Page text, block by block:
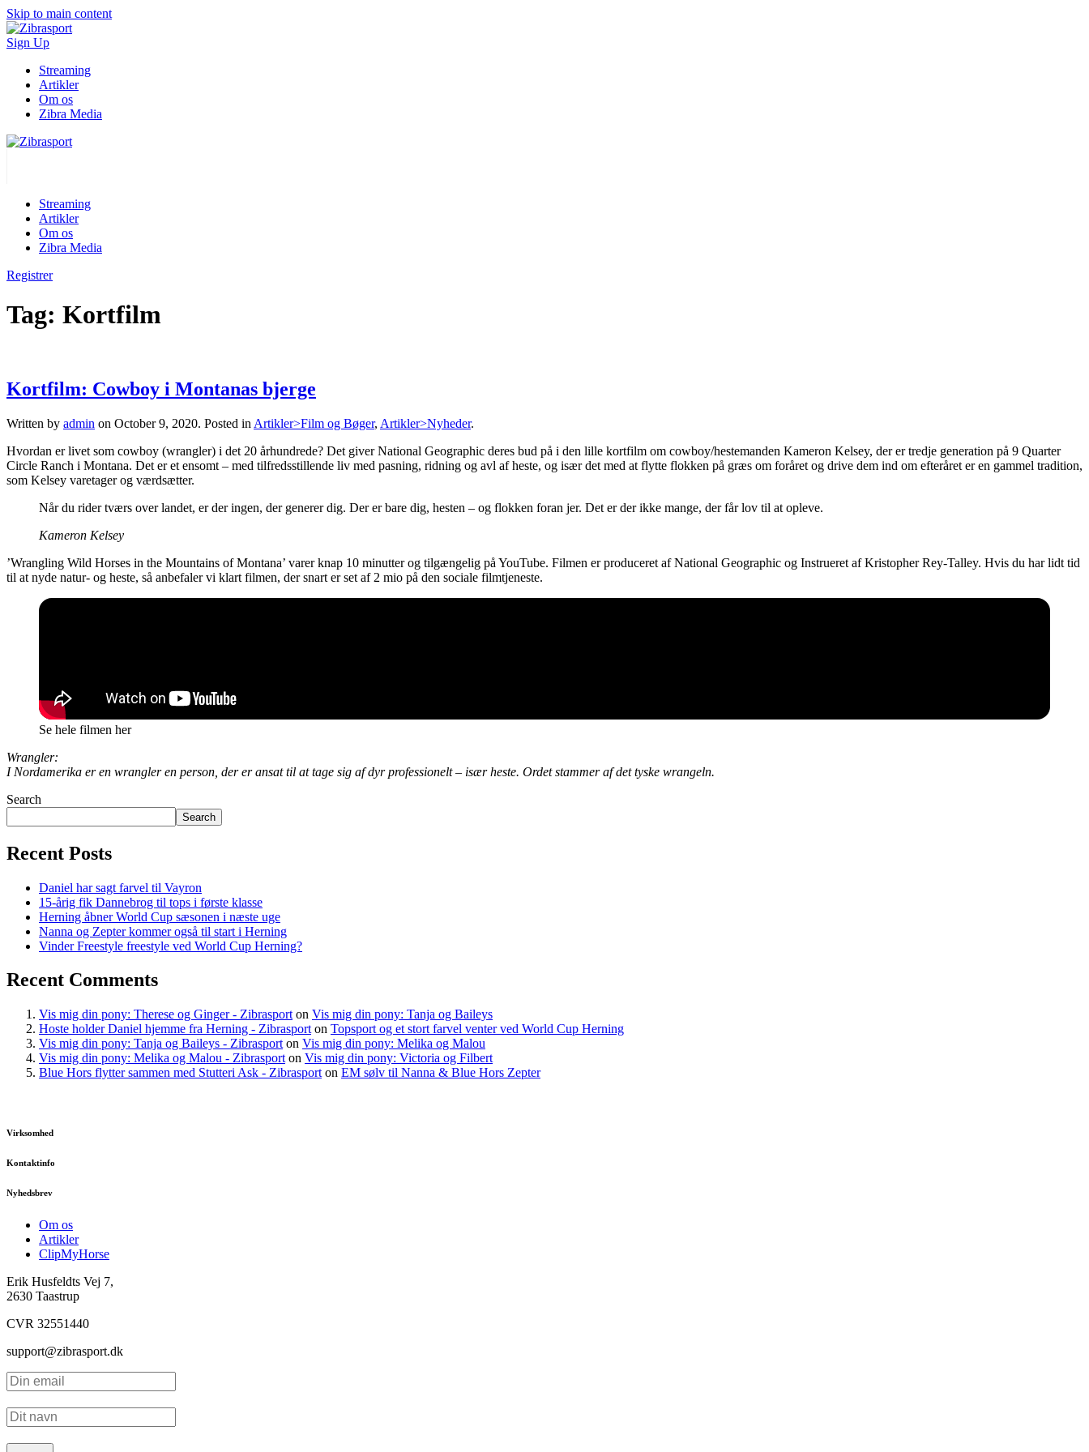
Skip to main content
Sign Up
Streaming
Artikler
Om os
Zibra Media
Streaming
Artikler
Om os
Zibra Media
Registrer
Tag: Kortfilm
Kortfilm: Cowboy i Montanas bjerge
Written by admin on October 9, 2020. Posted in Artikler>Film og Bøger, Artikler>Nyheder.
Hvordan er livet som cowboy (wrangler) i det 20 århundrede? Det giver National Geographic deres bud på i den lille kortfilm om cowboy/hestemanden Kameron Kelsey, der er tredje generation på 9 Quarter
Circle Ranch i Montana. Det er et ensomt – med tilfredsstillende liv med pasning, ridning og avl af heste, og især det med at flytte flokken på græs om foråret og drive dem ind om efteråret er en gammel tradition,
som Kelsey varetager og værdsætter.
Når du rider tværs over landet, er der ingen, der generer dig. Der er bare dig, hesten – og flokken foran jer. Det er der ikke mange, der får lov til at opleve.
Kameron Kelsey
’Wrangling Wild Horses in the Mountains of Montana’ varer knap 10 minutter og tilgængelig på YouTube. Filmen er produceret af National Geographic og Instrueret af Kristopher Rey-Talley. Hvis du har lidt tid
til at nyde natur- og heste, så anbefaler vi klart filmen, der snart er set af 2 mio på den sociale filmtjeneste.
Se hele filmen her
Wrangler:
I Nordamerika er en wrangler en person, der er ansat til at tage sig af dyr professionelt – især heste. Ordet stammer af det tyske wrangeln.
Search
Search
Recent Posts
Daniel har sagt farvel til Vayron
15-årig fik Dannebrog til tops i første klasse
Herning åbner World Cup sæsonen i næste uge
Nanna og Zepter kommer også til start i Herning
Vinder Freestyle freestyle ved World Cup Herning?
Recent Comments
Vis mig din pony: Therese og Ginger - Zibrasport on Vis mig din pony: Tanja og Baileys
Hoste holder Daniel hjemme fra Herning - Zibrasport on Topsport og et stort farvel venter ved World Cup Herning
Vis mig din pony: Tanja og Baileys - Zibrasport on Vis mig din pony: Melika og Malou
Vis mig din pony: Melika og Malou - Zibrasport on Vis mig din pony: Victoria og Filbert
Blue Hors flytter sammen med Stutteri Ask - Zibrasport on EM sølv til Nanna & Blue Hors Zepter
Virksomhed
Kontaktinfo
Nyhedsbrev
Om os
Artikler
ClipMyHorse
Erik Husfeldts Vej 7,
2630 Taastrup
CVR 32551440
support@zibrasport.dk